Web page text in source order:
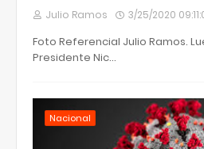
Julio Ramos 3/25/2020
Foto Referencial Julio Ramos.
Presidente Nic…
Nacional